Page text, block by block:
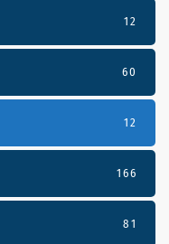
12
60
12
166
81